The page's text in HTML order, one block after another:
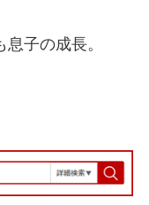
子の成長。